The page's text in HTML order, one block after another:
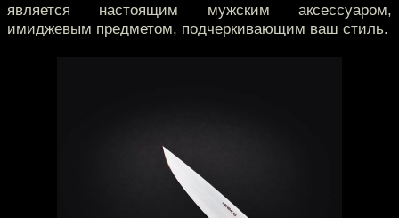
является настоящим мужским аксессуаром,
имиджевым предметом, подчеркивающим ваш стиль.